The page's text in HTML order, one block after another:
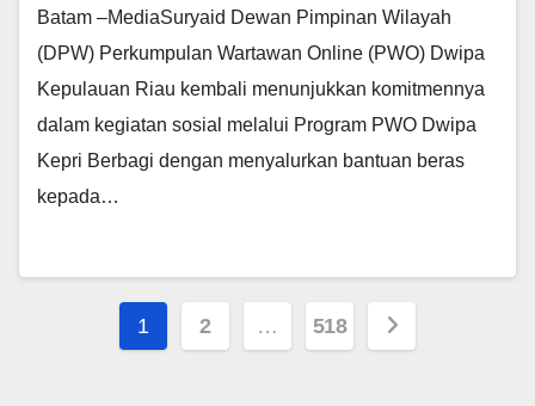
Batam –MediaSuryaid Dewan Pimpinan Wilayah
(DPW) Perkumpulan Wartawan Online (PWO) Dwipa
Kepulauan Riau kembali menunjukkan komitmennya
dalam kegiatan sosial melalui Program PWO Dwipa
Kepri Berbagi dengan menyalurkan bantuan beras
kepada…
Paginasi
1 2 … 518